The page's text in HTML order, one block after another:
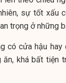
sự tốt xấu
trọng ở những
có cửa hậu
ăn, khá bất tiện